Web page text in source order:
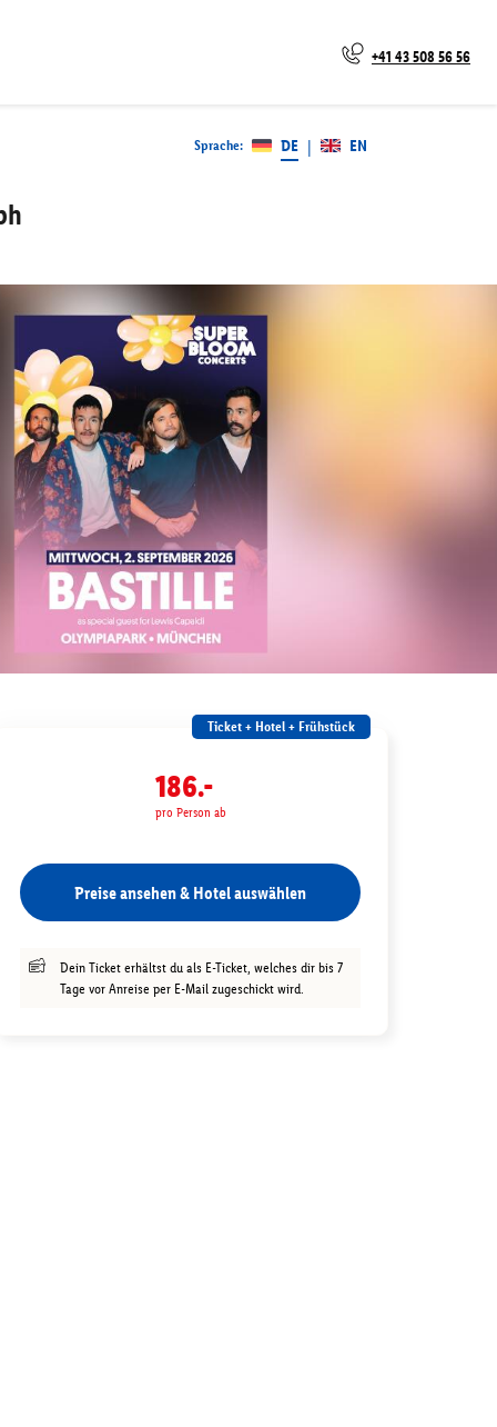
+41 43 508 56 56
Sprache: DE | EN
Ticket + Hotel + Frühstück
186.-
pro Person ab
Preise ansehen & Hotel auswählen
Dein Ticket erhältst du als E-Ticket, welches dir bis 7
Tage vor Anreise per E-Mail zugeschickt wird.